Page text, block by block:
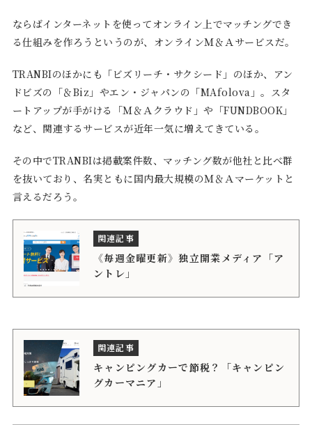
ならばインターネットを使ってオンライン上でマッチングでき
る仕組みを作ろうというのが、オンラインＭ＆Ａサービスだ。
TRANBIのほかにも「ビズリーチ・サクシード」のほか、アン
ドビズの「＆Biz」やエン・ジャパンの「MAfolova」。スタ
ートアップが手がける「Ｍ＆Ａクラウド」や「FUNDBOOK」
など、関連するサービスが近年一気に増えてきている。
その中でTRANBIは掲載案件数、マッチング数が他社と比べ群
を抜いており、名実ともに国内最大規模のＭ＆Ａマーケットと
言えるだろう。
《毎週金曜更新》独立開業メディア「ア
ントレ」
キャンピングカーで節税？「キャンピン
グカーマニア」